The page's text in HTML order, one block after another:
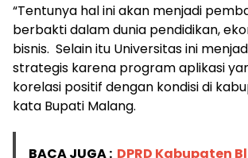
“Tentunya hal ini akan menjadi
berbakti dalam dunia pendidikan,
bisnis. Selain itu Universitas ini
strategis karena program aplikasi
korelasi positif dengan kondisi di
kata Bupati Malang.
BACA JUGA : DPRD Kabupaten